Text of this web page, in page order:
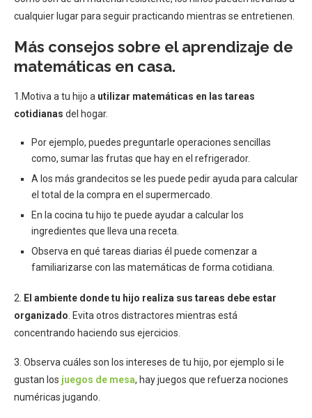
cualquier lugar para seguir practicando mientras se entretienen.
Más consejos sobre el aprendizaje de
matemáticas en casa.
1.Motiva a tu hijo a utilizar matemáticas en las tareas
cotidianas del hogar.
Por ejemplo, puedes preguntarle operaciones sencillas
como, sumar las frutas que hay en el refrigerador.
A los más grandecitos se les puede pedir ayuda para calcular
el total de la compra en el supermercado.
En la cocina tu hijo te puede ayudar a calcular los
ingredientes que lleva una receta.
Observa en qué tareas diarias él puede comenzar a
familiarizarse con las matemáticas de forma cotidiana.
2.
El ambiente donde tu hijo realiza sus tareas debe estar
organizado . Evita otros distractores mientras está
concentrando haciendo sus ejercicios.
3. Observa cuáles son los intereses de tu hijo, por ejemplo si le
gustan los juegos de mesa, hay juegos que refuerza nociones
numéricas jugando.